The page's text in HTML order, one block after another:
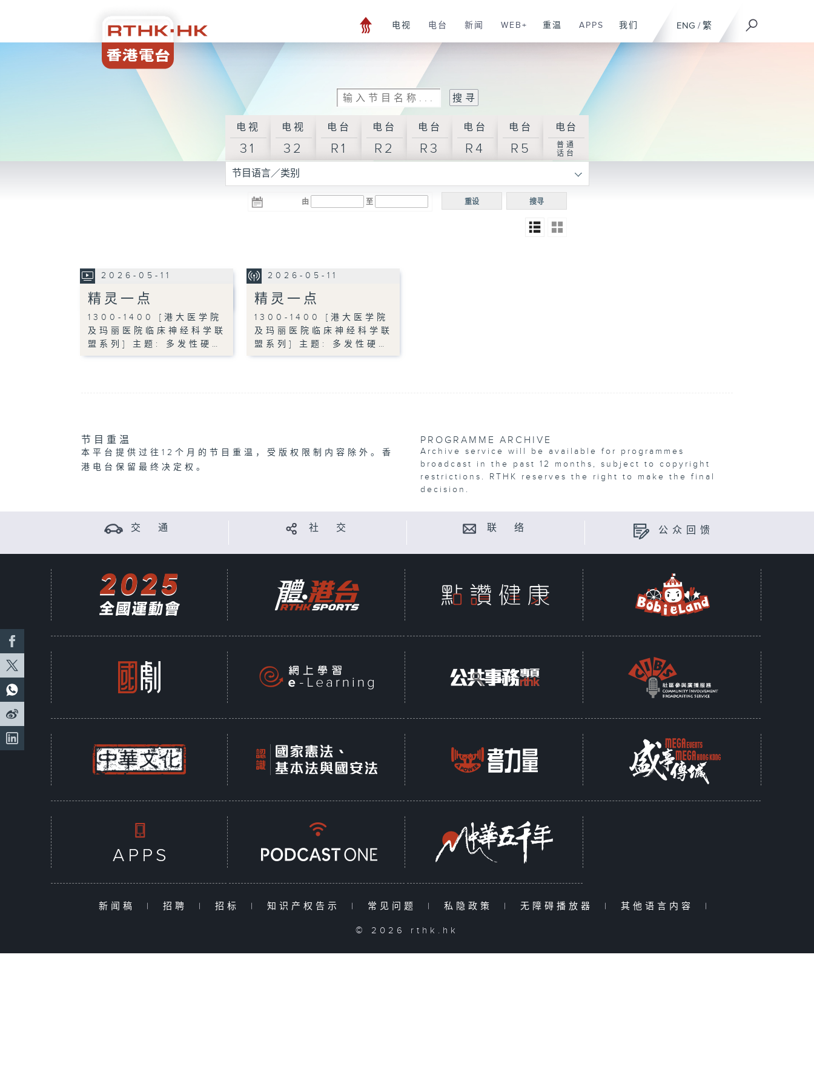
ENG / 繁
电视 电台 新闻 WEB+ 重温 APPS 我们
电视
31
电视
32
电台
R1
电台
R2
电台
R3
电台
R4
电台
R5
电台
普通
话台
节目语言／类别
由 至 搜寻
重设
2026-05-11
精灵一点
1300-1400 [港大医学院
及玛丽医院临床神经科学联
盟系列] 主题: 多发性硬…
2026-05-11
精灵一点
1300-1400 [港大医学院
及玛丽医院临床神经科学联
盟系列] 主题: 多发性硬…
节目重温
本平台提供过往12个月的节目重温，受版权限制内容除外。香
港电台保留最终决定权。
PROGRAMME ARCHIVE
Archive service will be available for programmes
broadcast in the past 12 months, subject to copyright
restrictions. RTHK reserves the right to make the final
decision.
交 通 社 交 联 络 公众回馈
新闻稿 | 招聘 | 招标 | 知识产权告示 | 常见问题 | 私隐政策 | 无障碍播放器 | 其他语言内容 |
© 2026 rthk.hk